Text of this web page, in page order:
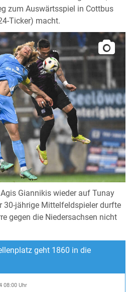
zum Auswärtsspiel in Cottbus
Ticker) macht.
Giannikis wieder auf Tunay
30-jährige Mittelfeldspieler durfte
gegen die Niedersachsen nicht
geht 1860 in die
08:00 Uhr